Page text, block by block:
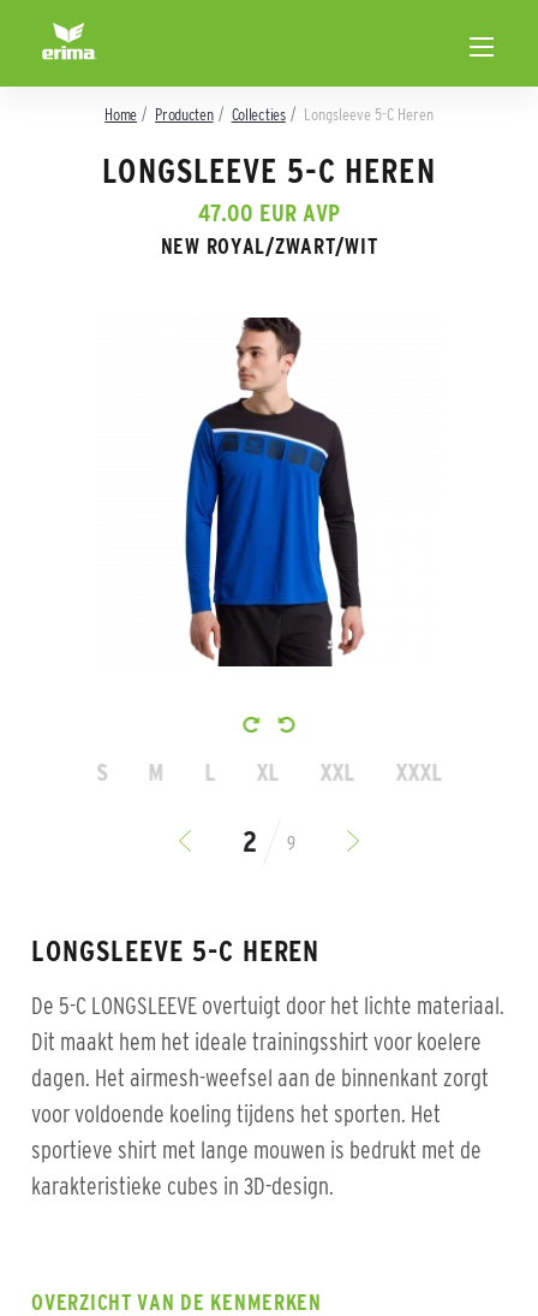
Home Producten Collecties Longsleeve 5-C Heren
LONGSLEEVE 5-C HEREN
47.00 EUR AVP
NEW ROYAL/ZWART/WIT
S M L XL XXL XXXL
9
LONGSLEEVE 5-C HEREN
De 5-C LONGSLEEVE overtuigt door het lichte materiaal.
Dit maakt hem het ideale trainingsshirt voor koelere
dagen. Het airmesh-weefsel aan de binnenkant zorgt
voor voldoende koeling tijdens het sporten. Het
sportieve shirt met lange mouwen is bedrukt met de
karakteristieke cubes in 3D-design.
OVERZICHT VAN DE KENMERKEN